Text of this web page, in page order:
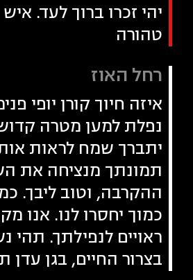
יהי זכרו ברוך לעד.
טהורה
רחל האוז
איזה חיוך קורן יופי
נפלת למען מטרה
יתברך שמח לראות
תמונתך מנציחה את
ההקרבה, וטוב ליבך.
כמוך יחסרו לנו. אנו
ראויים לנפילתך. תהי
בצרור החיים, בגן עדן